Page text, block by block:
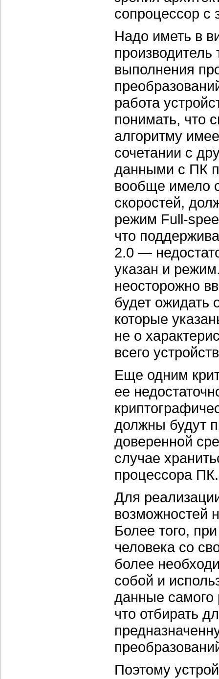
сопроцессор с
Надо иметь в
производитель
выполнения
работа
понимать, что
алгоритму
сочетании с
данными с ПК
вообще имело
скоростей,
режим Full-
что
2.0 —
указан и
неосторожно
будет ожидать
которые
не о
всего
Еще одним
ее
должны будут
доверенной
случае
процессора ПК.
Для
возможностей
Более того,
человека со
более
собой и
данные самого
что отбирать
Поэтому